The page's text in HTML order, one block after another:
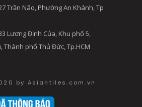
Trần Não, Phường An Khánh, Tp
Lương Định Của, Khu phố 5,
Thành phố Thủ Đức, Tp.HCM
by Asiantiles.com.vn